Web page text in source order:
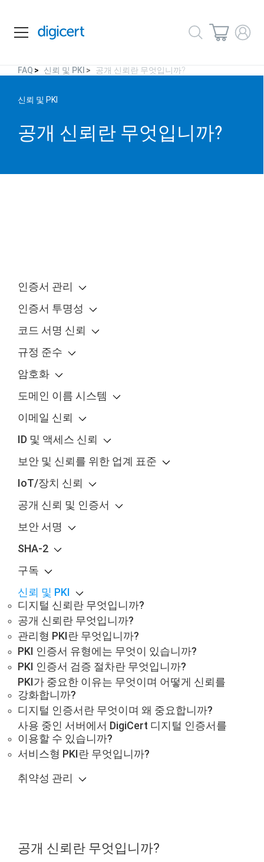
FAQ 신뢰 및 PKI 공개 신뢰란 무엇입니까?
신뢰 및 PKI
공개 신뢰란 무엇입니까?
인증서 관리
인증서 투명성
코드 서명 신뢰
규정 준수
암호화
도메인 이름 시스템
이메일 신뢰
ID 및 액세스 신뢰
보안 및 신뢰를 위한 업계 표준
IoT/장치 신뢰
공개 신뢰 및 인증서
보안 서명
SHA-2
구독
신뢰 및 PKI
디지털 신뢰란 무엇입니까?
공개 신뢰란 무엇입니까?
관리형 PKI란 무엇입니까?
PKI 인증서 유형에는 무엇이 있습니까?
PKI 인증서 검증 절차란 무엇입니까?
PKI가 중요한 이유는 무엇이며 어떻게 신뢰를
강화합니까?
디지털 인증서란 무엇이며 왜 중요합니까?
사용 중인 서버에서 DigiCert 디지털 인증서를
이용할 수 있습니까?
서비스형 PKI란 무엇입니까?
취약성 관리
공개 신뢰란 무엇입니까?